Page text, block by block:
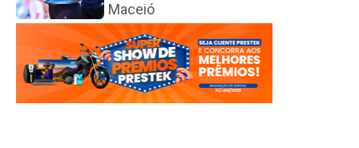
Maceió